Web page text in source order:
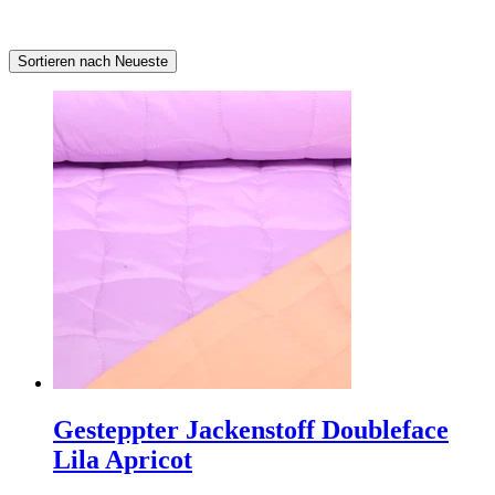
Sortieren nach Neueste
Gesteppter Jackenstoff Doubleface
Lila Apricot